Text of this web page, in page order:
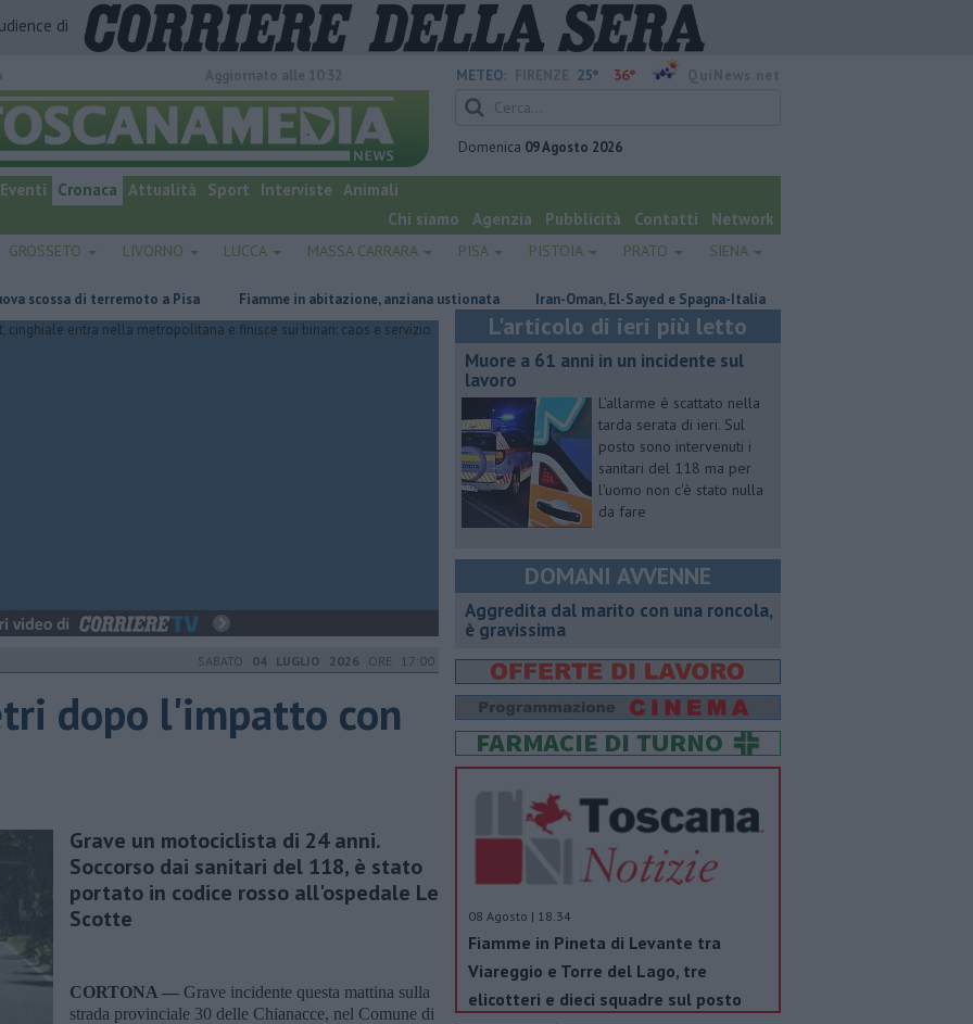
di
METEO: 25° 36°
Domenica 09 Agosto 2026
Eventi Cronaca Attualità Sport Interviste Animali
Chi siamo
Agenzia Pubblicità Contatti Network
GROSSETO LIVORNO LUCCA MASSA CARRARA PISA PISTOIA PRATO SIENA
di terremoto a Pisa Fiamme in abitazione, anziana ustionata Iran-Oman, El-Sayed e Spagna-Italia Ritrovato senza vita dopo giorni
SABATO 04 LUGLIO 2026 ORE 17:00
dopo l'impatto con
Grave un motociclista di 24 anni.
Soccorso dai sanitari del 118, è stato
portato in codice rosso all'ospedale Le
Scotte
CORTONA — Grave incidente questa mattina sulla
strada provinciale 30 delle Chianacce, nel Comune di
L'articolo di ieri più letto
Muore a 61 anni in un incidente sul
lavoro
L'allarme è scattato nella
tarda serata di ieri. Sul
posto sono intervenuti i
sanitari del 118 ma per
l'uomo non c'è stato nulla
da fare
DOMANI AVVENNE
Aggredita dal marito con una roncola,
è gravissima
08 Agosto | 18.34
Fiamme in Pineta di Levante tra
Viareggio e Torre del Lago, tre
elicotteri e dieci squadre sul posto